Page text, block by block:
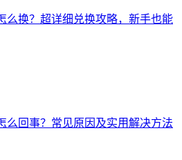
么换？超详细兑换攻略，新手也能
么回事？常见原因及实用解决方法